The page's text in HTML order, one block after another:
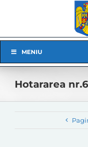
Navigation
MENIU
Hotararea